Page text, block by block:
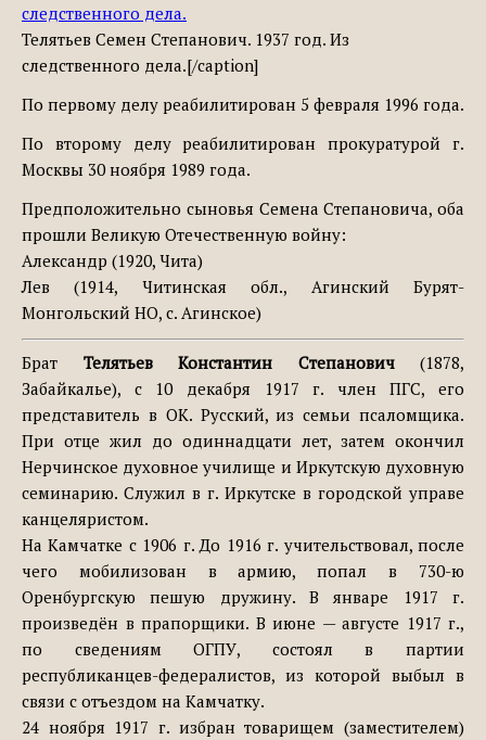
Телятьев Семен Степанович. 1937 год. Из
следственного дела.[/caption]
По первому делу реабилитирован 5 февраля 1996 года.
По второму делу реабилитирован прокуратурой г.
Москвы 30 ноября 1989 года.
Предположительно сыновья Семена Cтепановича, оба
прошли Великую Отечественную войну:
Александр (1920, Чита)
Лев (1914, Читинская обл., Агинский Бурят-
Монгольский НО, с. Агинское)
Брат Телятьев Константин Степанович(1878,
Забайкалье), с 10 декабря 1917 г. член ПГС, его
представитель в ОК. Русский, из семьи псаломщика.
При отце жил до одиннадцати лет, затем окончил
Нерчинское духовное училище и Иркутскую духовную
семинарию. Служил в г. Иркутске в городской управе
канцеляристом.
На Камчатке с 1906 г. До 1916 г. учительствовал, после
чего мобилизован в армию, попал в 730-ю
Оренбургскую пешую дружину. В январе 1917 г.
произведён в прапорщики. В июне — августе 1917 г.,
по сведениям ОГПУ, состоял в партии
республиканцев-федералистов, из которой выбыл в
связи с отъездом на Камчатку.
24 ноября 1917 г. избран товарищем (заместителем)